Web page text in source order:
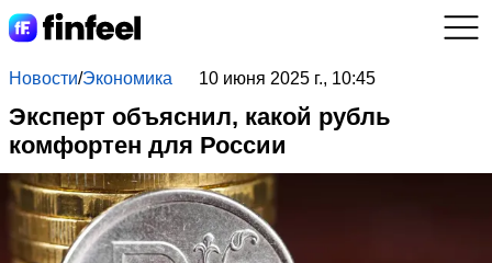
Новости/Экономика 10 июня 2025 г., 10:45
Эксперт объяснил, какой рубль
комфортен для России